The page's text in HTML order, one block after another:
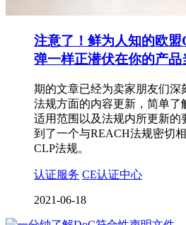
注意了！鲜为人知的欧
弹一样正潜伏在你的产品
期的文章已经为卖家朋友们
法规方面的内容更新，简单了
适用范围以及法规内所更新的
到了一个与REACH法规密切
CLP法规。
认证服务 CE认证中心
2021-06-18